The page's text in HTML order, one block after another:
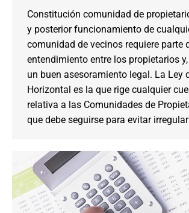
Constitución comunidad de
y posterior funcionamiento de
comunidad de vecinos requiere parte
entendimiento entre los propietarios
un buen asesoramiento legal. La Ley
Horizontal es la que rige cualquier
relativa a las Comunidades de
que debe seguirse para evitar